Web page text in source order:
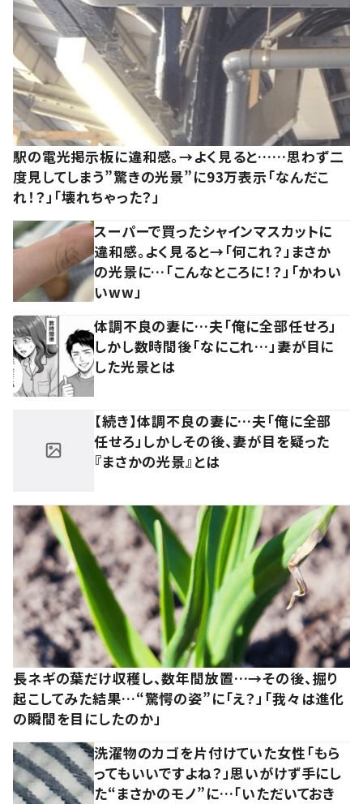
駅の電光掲示板に違和感。→よく見ると……思わず二
度見してしまう”驚きの光景”に93万表示「なんだこ
れ！？」「壊れちゃった？」
スーパーで買ったシャインマスカットに
違和感。よく見ると→「何これ？」まさか
の光景に…「こんなところに！？」「かわい
いww」
体調不良の妻に…夫「俺に全部任せろ」
しかし数時間後「なにこれ…」妻が目に
した光景とは
【続き】体調不良の妻に…夫「俺に全部
任せろ」しかしその後、妻が目を疑った
『まさかの光景』とは
長ネギの葉だけ収穫し、数年間放置…→その後、掘り
起こしてみた結果…“驚愕の姿”に「え？」「我々は進化
の瞬間を目にしたのか」
洗濯物のカゴを片付けていた女性「もら
ってもいいですよね？」思いがけず手にし
た“まさかのモノ”に…「いただいておき